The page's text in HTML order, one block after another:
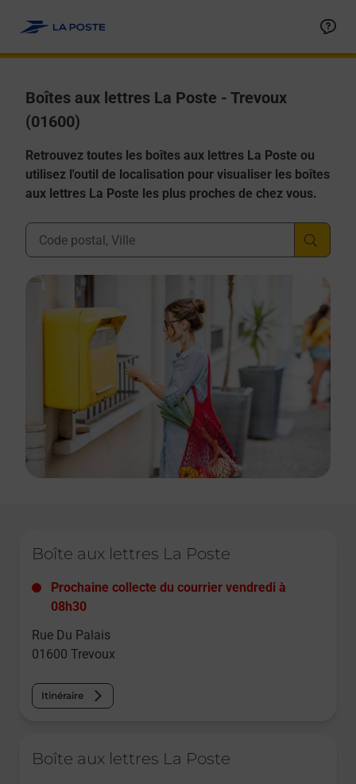
Boîtes aux lettres La Poste - Trevoux
(01600)
Retrouvez toutes les boîtes aux lettres La Poste ou
utilisez l'outil de localisation pour visualiser les boîtes
aux lettres La Poste les plus proches de chez vous.
Ville, Département, Code Postal
Boîte aux lettres La Poste
Prochaine collecte du courrier vendredi à
08h30
Rue Du Palais
01600 Trevoux
Itinéraire
Boîte aux lettres La Poste